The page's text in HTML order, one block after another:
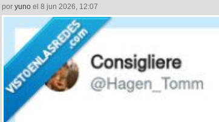
por yuno el 8 jun 2026, 12:07